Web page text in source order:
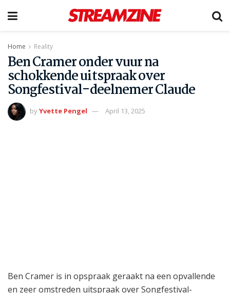
Home Reality
Ben Cramer onder vuur na
schokkende uitspraak over
Songfestival-deelnemer Claude
byYvette Pengel April 13, 2025
Ben Cramer is in opspraak geraakt na een opvallende
en zeer omstreden uitspraak over Songfestival-